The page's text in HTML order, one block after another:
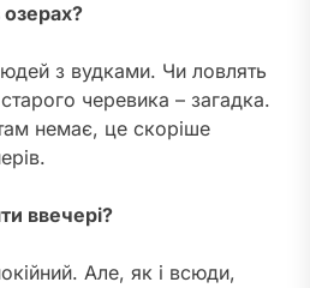
з вудками. Чи ловлять
черевика – загадка.
немає, це скоріше
ввечері?
Але, як і всюди,